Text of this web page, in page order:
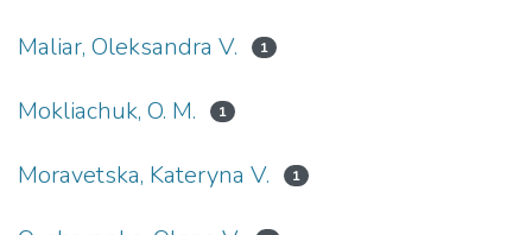
Maliar, Oleksandra V. 1
Mokliachuk, O. M. 1
Moravetska, Kateryna V. 1